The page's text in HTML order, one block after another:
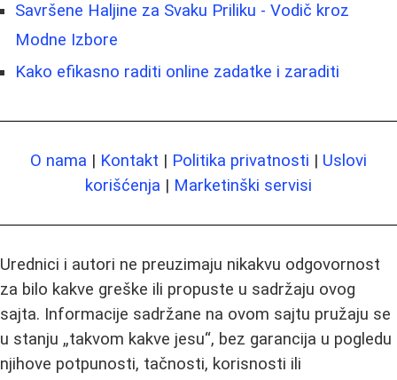
Savršene Haljine za Svaku Priliku - Vodič kroz
Modne Izbore
Kako efikasno raditi online zadatke i zaraditi
O nama | Kontakt | Politika privatnosti | Uslovi
korišćenja | Marketinški servisi
Urednici i autori ne preuzimaju nikakvu odgovornost
za bilo kakve greške ili propuste u sadržaju ovog
sajta. Informacije sadržane na ovom sajtu pružaju se
u stanju „takvom kakve jesu“, bez garancija u pogledu
njihove potpunosti, tačnosti, korisnosti ili